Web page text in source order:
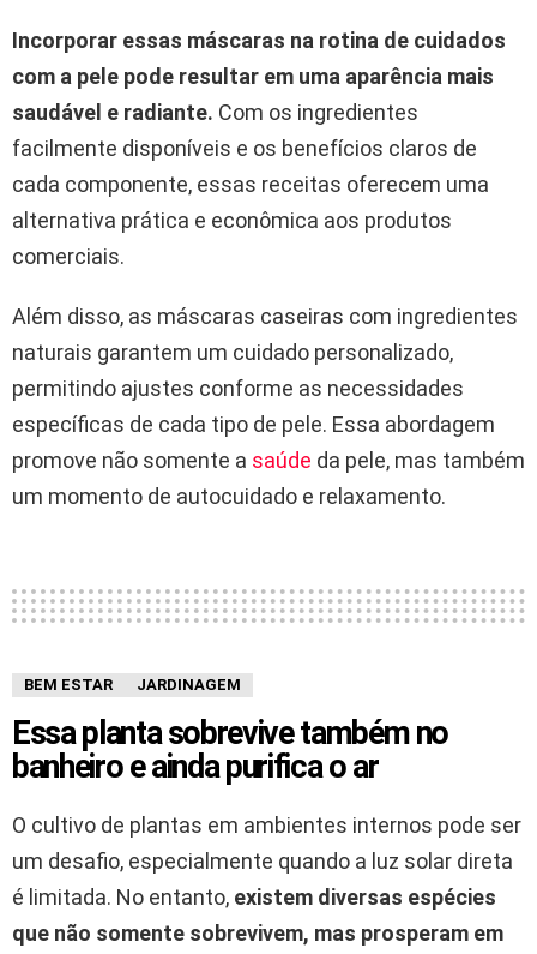
Incorporar essas máscaras na rotina de cuidados
com a pele pode resultar em uma aparência mais
saudável e radiante. Com os ingredientes
facilmente disponíveis e os benefícios claros de
cada componente, essas receitas oferecem uma
alternativa prática e econômica aos produtos
comerciais.
Além disso, as máscaras caseiras com ingredientes
naturais garantem um cuidado personalizado,
permitindo ajustes conforme as necessidades
específicas de cada tipo de pele. Essa abordagem
promove não somente a saúde da pele, mas também
um momento de autocuidado e relaxamento.
BEM ESTAR JARDINAGEM
Essa planta sobrevive também no
banheiro e ainda purifica o ar
O cultivo de plantas em ambientes internos pode ser
um desafio, especialmente quando a luz solar direta
é limitada. No entanto, existem diversas espécies
que não somente sobrevivem, mas prosperam em